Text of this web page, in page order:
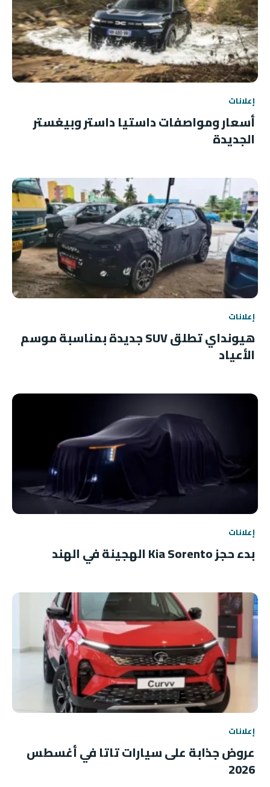
إعلانات
أسعار ومواصفات داستيا داستر وبيغستر
الجديدة
إعلانات
هيونداي تطلق SUV جديدة بمناسبة موسم
الأعياد
إعلانات
بدء حجز Kia Sorento الهجينة في الهند
إعلانات
عروض جذابة على سيارات تاتا في أغسطس
2026